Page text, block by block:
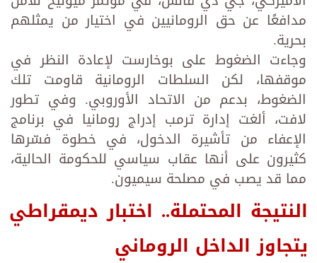
مدافعًا عن حق الرومانيين في اختيار من يمثلهم
بحرية.
وجاءت الضغوط على بوخارست لإعادة النظر في
موقفها، لكن السلطات الرومانية قاومت تلك
الضغوط، بدعم من الاتحاد الأوروبي. وفي تطور
لافت، ألغت إدارة ترمب إدراج رومانيا في برنامج
الإعفاء من تأشيرة الدخول، في خطوة فسّرها
كثيرون على أنها عقاب سياسي للحكومة الحالية،
مما قد يصب في مصلحة سيميون.
النتيجة المحتملة.. اختبار ديمقراطي
يتجاوز الداخل الروماني